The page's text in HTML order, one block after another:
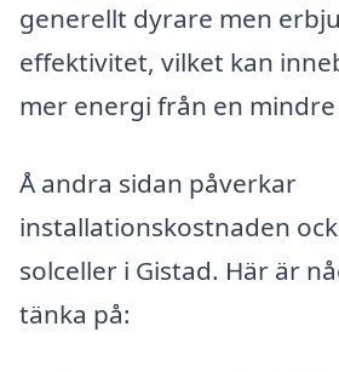
generellt dyrare men
effektivitet, vilket kan
mer energi från en
Å andra sidan påverkar
installationskostnaden
solceller i Gistad. Här är
tänka på: